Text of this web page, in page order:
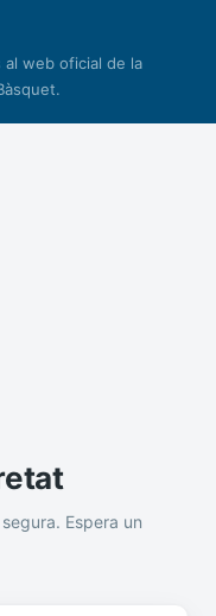
web oficial de la
Espera un